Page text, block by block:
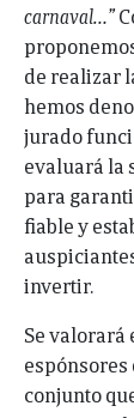
carnaval…”
de realizar
hemos
jurado
evaluará la
para
fiable y
invertir.
Se valorará
conjunto